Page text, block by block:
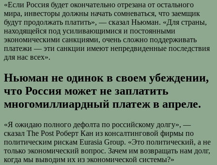
«Если Россия будет окончательно отрезана от остального
мира, инвесторы должны начать сомневаться, что заемщик
будут продолжать платить», — сказал Ньюман. «Для страны,
находящейся под усиливающимися и постоянными
экономическими санкциями, очень сложно поддерживать
платежи — эти санкции имеют непредвиденные последствия
для нас всех».
Ньюман не одинок в своем убеждении,
что Россия может не заплатить
многомиллиардный платеж в апреле.
«Я ожидаю полного дефолта по российскому долгу», —
сказал The Post Роберт Кан из консалтинговой фирмы по
политическим рискам Eurasia Group. «Это политический, а не
только экономический вопрос. Зачем им возвращать нам долг,
когда мы выводим их из экономической системы?»